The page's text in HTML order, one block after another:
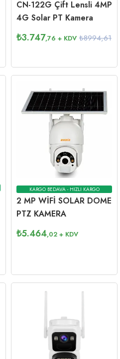
CN-122G Çift Lensli 4MP
4G Solar PT Kamera
₺3.747,76 + KDV ₺8994,61
KARGO BEDAVA - HIZLI KARGO
2 MP WİFİ SOLAR DOME
PTZ KAMERA
₺5.464,02 + KDV